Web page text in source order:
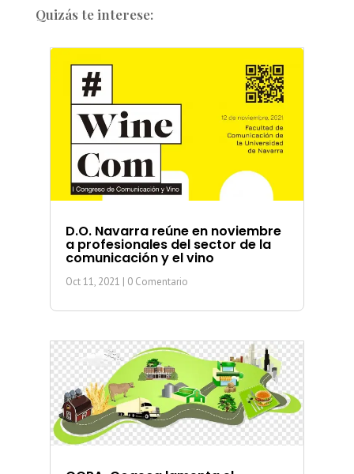
Quizás te interese:
D.O. Navarra reúne en noviembre
a profesionales del sector de la
comunicación y el vino
Oct 11, 2021 | 0 Comentario